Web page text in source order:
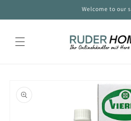
Welcome to our
product
information